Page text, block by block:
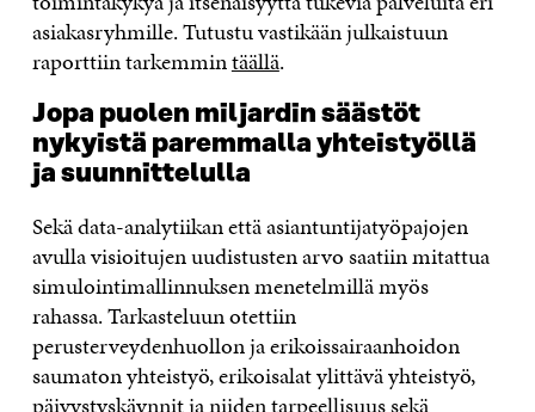
asiakasryhmille. Tutustu vastikään julkaistuun
raporttiin tarkemmintäällä.
Jopa puolen miljardin säästöt
nykyistä paremmalla yhteistyöllä
ja suunnittelulla
Sekä data-analytiikan että asiantuntijatyöpajojen
avulla visioitujen uudistusten arvo saatiin mitattua
simulointimallinnuksen menetelmillä myös
rahassa. Tarkasteluun otettiin
perusterveydenhuollon ja erikoissairaanhoidon
saumaton yhteistyö, erikoisalat ylittävä yhteistyö,
päivystyskäynnit ja niiden tarpeellisuus sekä